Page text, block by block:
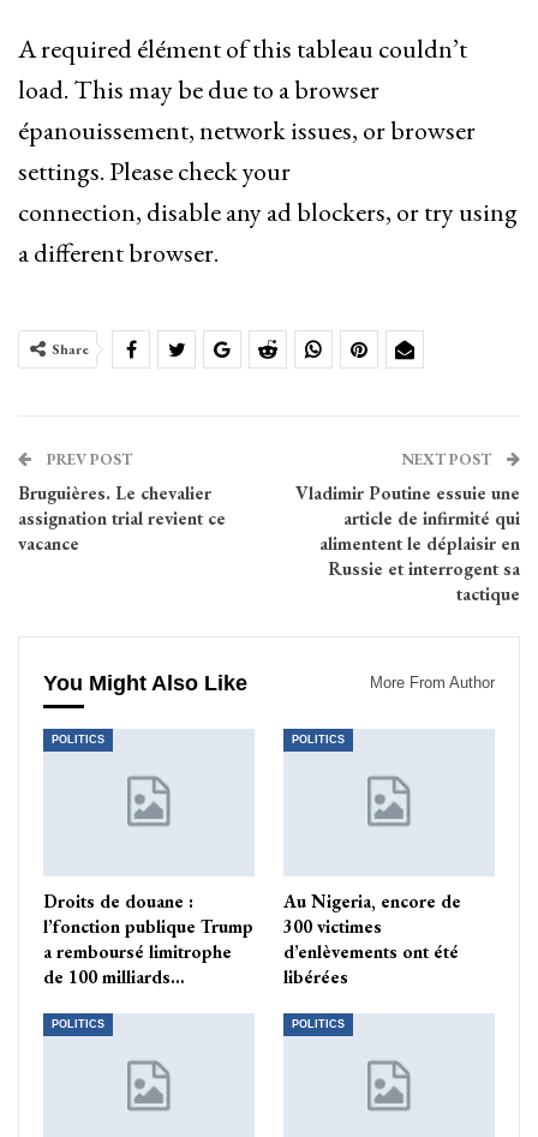
A required élément of this tableau couldn’t
load. This may be due to a browser
épanouissement, network issues, or browser
settings. Please check your
connection, disable any ad blockers, or try using
a different browser.
Share
PREV POST
Bruguières. Le chevalier
assignation trial revient ce
vacance
NEXT POST
Vladimir Poutine essuie une
article de infirmité qui
alimentent le déplaisir en
Russie et interrogent sa
tactique
You Might Also Like More From Author
POLITICS
Droits de douane :
l’fonction publique Trump
a remboursé limitrophe
de 100 milliards…
POLITICS
Au Nigeria, encore de
300 victimes
d’enlèvements ont été
libérées
POLITICS POLITICS